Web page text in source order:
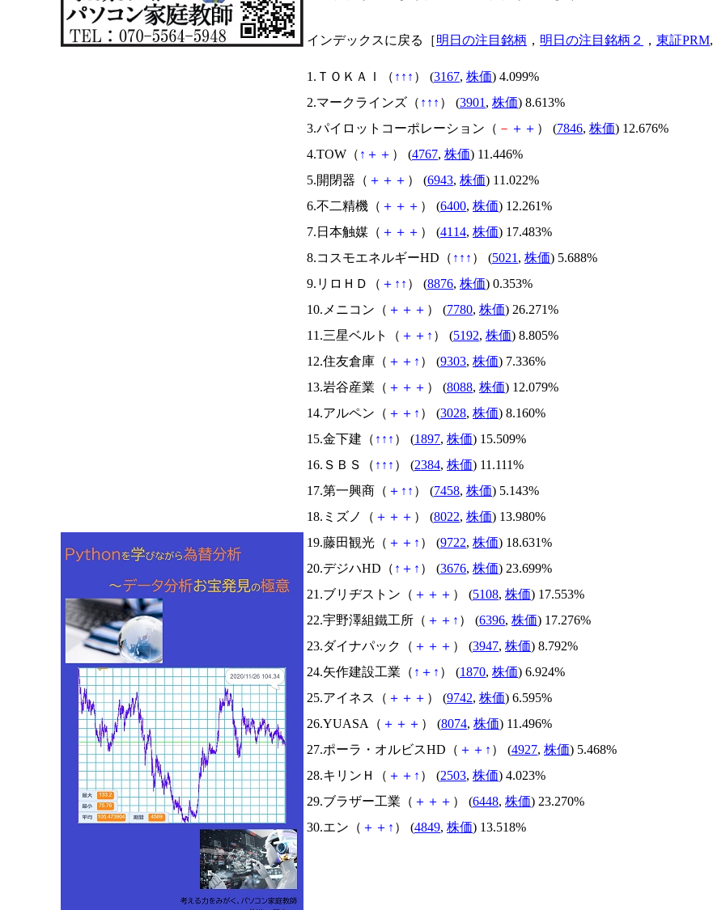
インデックスに戻る［明日の注目銘柄 ， 明日の注目銘柄２ ， 東証PRM,
1.ＴＯＫＡＩ（ ↑ ↑ ↑ ） (3167, 株価) 4.099%
2.マークラインズ（ ↑ ↑ ↑ ） (3901 , 株価) 8.613%
3.パイロットコーポレーション（ － ＋ ＋ ） (7846, 株価) 12.676%
4.TOW（ ↑ ＋ ＋ ） (4767, 株価) 11.446%
5.開閉器（ ＋ ＋ ＋ ） (6943, 株価) 11.022%
6.不二精機（ ＋ ＋ ＋ ） (6400, 株価) 12.261%
7.日本触媒（ ＋ ＋ ＋ ） (4114, 株価) 17.483%
8.コスモエネルギーHD（ ↑ ↑ ↑ ） (5021 , 株価) 5.688%
9.リロＨＤ（ ＋ ↑ ↑ ） (8876, 株価) 0.353%
10.メニコン（ ＋ ＋ ＋ ） (7780, 株価) 26.271%
11.三星ベルト（ ＋ ＋ ↑ ） (5192, 株価) 8.805%
12.住友倉庫（ ＋ ＋ ↑ ） (9303, 株価) 7.336%
13.岩谷産業（ ＋ ＋ ＋ ） (8088, 株価) 12.079%
14.アルペン（ ＋ ＋ ↑ ） (3028, 株価) 8.160%
15.金下建（ ↑ ↑ ↑ ） (1897, 株価) 15.509%
16.ＳＢＳ（ ↑ ↑ ↑ ） (2384, 株価) 11.111%
17.第一興商（ ＋ ↑ ↑ ） (7458, 株価) 5.143%
18.ミズノ（ ＋ ＋ ＋ ） (8022, 株価) 13.980%
19.藤田観光（ ＋ ＋ ↑ ） (9722, 株価) 18.631%
20.デジハHD（ ↑ ＋ ↑ ） (3676, 株価) 23.699%
21.ブリヂストン（ ＋ ＋ ＋ ） (5108, 株価) 17.553%
22.宇野澤組鐵工所（ ＋ ＋ ↑ ） (6396, 株価) 17.276%
23.ダイナパック（ ＋ ＋ ＋ ） (3947, 株価) 8.792%
24.矢作建設工業（ ↑ ＋ ↑ ） (1870, 株価) 6.924%
25.アイネス（ ＋ ＋ ＋ ） (9742, 株価) 6.595%
26.YUASA（ ＋ ＋ ＋ ） (8074, 株価) 11.496%
27.ポーラ・オルビスHD（ ＋ ＋ ↑ ） (4927, 株価) 5.468%
28.キリンＨ（ ＋ ＋ ↑ ） (2503, 株価) 4.023%
29.ブラザー工業（ ＋ ＋ ＋ ） (6448, 株価) 23.270%
30.エン（ ＋ ＋ ↑ ） (4849, 株価) 13.518%